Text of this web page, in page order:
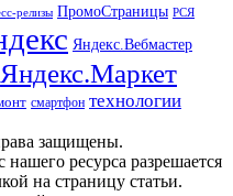
релизы ПромоСтраницы РСЯ
Яндекс.Вебмастер
Яндекс.Маркет
смартфон технологии
защищены.
ресурса разрешается
на страницу статьи.